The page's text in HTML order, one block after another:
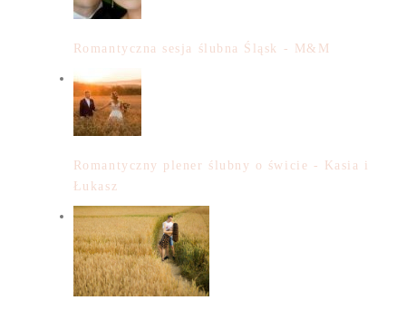
Romantyczna sesja ślubna Śląsk - M&M
Romantyczny plener ślubny o świcie - Kasia i
Łukasz